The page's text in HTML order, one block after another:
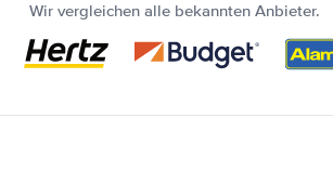
Wir vergleichen alle bekannten Anbieter.